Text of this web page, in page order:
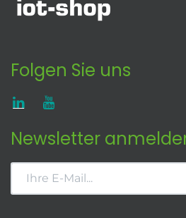
Folgen Sie uns
Newsletter